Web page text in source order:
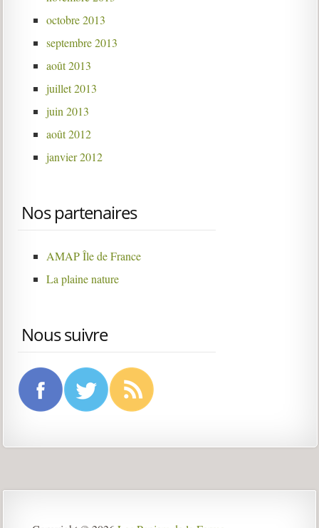
octobre 2013
septembre 2013
août 2013
juillet 2013
juin 2013
août 2012
janvier 2012
Nos partenaires
AMAP Île de France
La plaine nature
Nous suivre